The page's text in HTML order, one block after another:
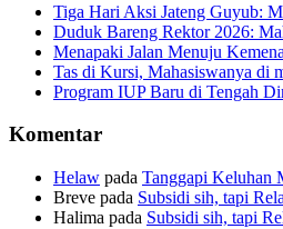
Tiga Hari Aksi Jateng Guyub:
Duduk Bareng Rektor 2026:
Menapaki Jalan Menuju
Tas di Kursi, Mahasiswanya di
Program IUP Baru di Tengah
Komentar
Helaw pada Tanggapi Keluhan
Breve pada Subsidi sih, tapi
Halima pada Subsidi sih, tapi